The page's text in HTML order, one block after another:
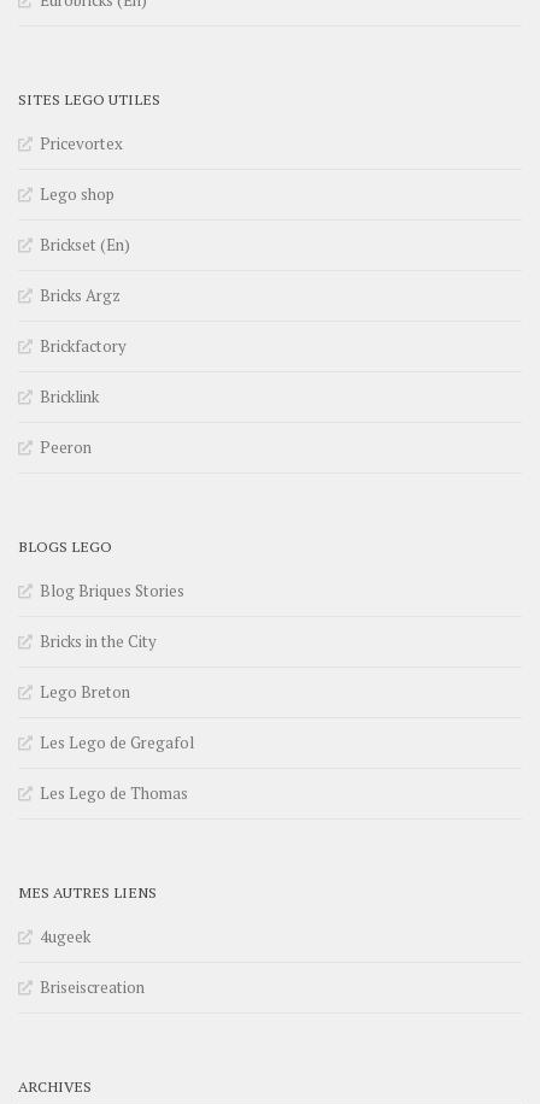
SITES LEGO UTILES
Pricevortex
Lego shop
Brickset (En)
Bricks Argz
Brickfactory
Bricklink
Peeron
BLOGS LEGO
Blog Briques Stories
Bricks in the City
Lego Breton
Les Lego de Gregafol
Les Lego de Thomas
MES AUTRES LIENS
4ugeek
Briseiscreation
ARCHIVES